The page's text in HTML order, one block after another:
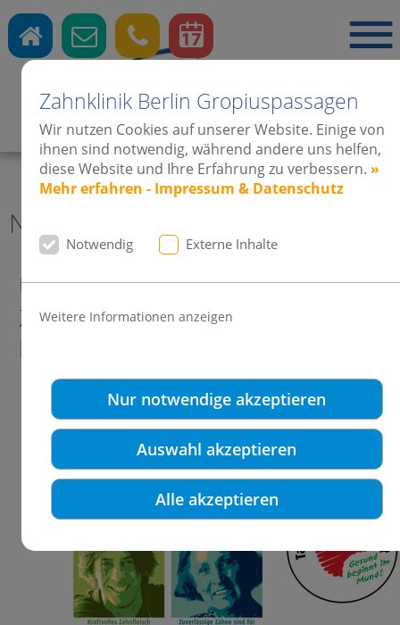
Zahnklinik Berlin Gropiuspassagen
Wir nutzen Cookies auf unserer Website. Einige von
ihnen sind notwendig, während andere uns helfen,
diese Website und Ihre Erfahrung zu verbessern. »
Mehr erfahren - Impressum & Datenschutz
Notwendig Externe Inhalte
Weitere Informationen anzeigen
Nur notwendige akzeptieren
Auswahl akzeptieren
Alle akzeptieren
Zahnärzte ·Kieferorthopädie ·Implantate
News 2014 Zahnklinik Berlin
Unser Thema zum Tag der
Zahngesundheit: Die
Kiefergelenkanalyse